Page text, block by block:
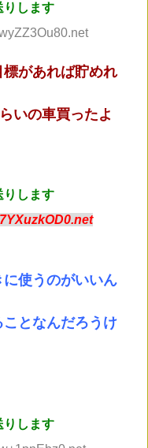
りします
があれば貯めれ
いの車買ったよ
りします
使うのがいいん
となんだろうけ
りします